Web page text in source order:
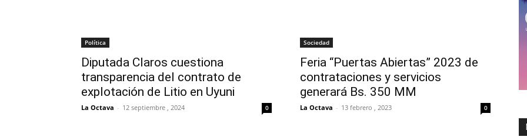
Política
Diputada Claros cuestiona
transparencia del contrato de
explotación de Litio en Uyuni
La Octava - 12 septiembre , 2024 0
Sociedad
Feria “Puertas Abiertas” 2023 de
contrataciones y servicios
generará Bs. 350 MM
La Octava - 13 febrero , 2023 0